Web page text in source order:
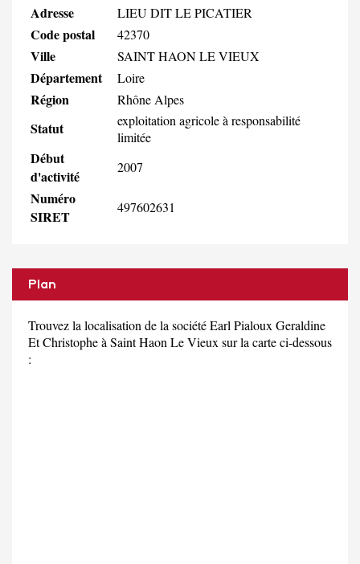
Adresse LIEU DIT LE PICATIER
Code postal 42370
Ville SAINT HAON LE VIEUX
Département Loire
Région Rhône Alpes
Statut
exploitation agricole à responsabilité
limitée
Début
d'activité
2007
Numéro
SIRET
497602631
Plan
Trouvez la localisation de la société Earl Pialoux Geraldine
Et Christophe à Saint Haon Le Vieux sur la carte ci-dessous
: